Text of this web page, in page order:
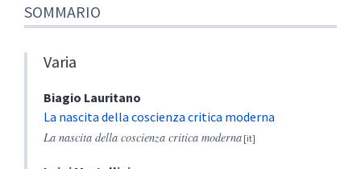
SOMMARIO
Varia
Biagio Lauritano
La nascita della coscienza critica moderna
La nascita della coscienza critica moderna